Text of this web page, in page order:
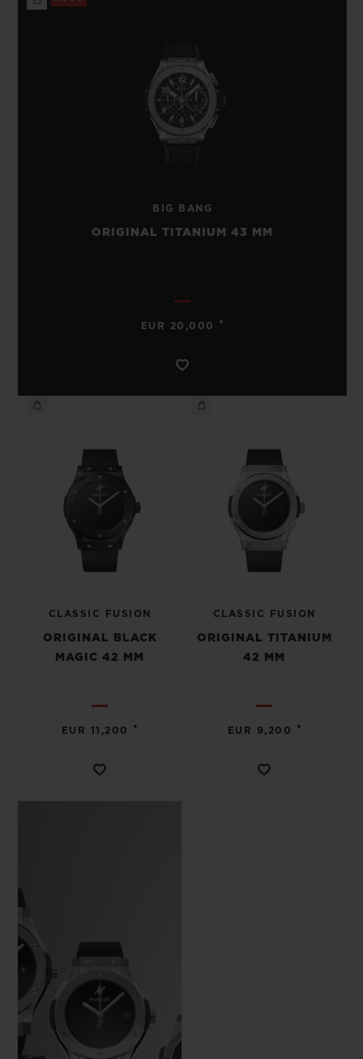
BIG BANG
ORIGINAL TITANIUM 43 MM
EUR 20,000 •
CLASSIC FUSION
ORIGINAL BLACK
MAGIC 42 MM
EUR 11,200 •
CLASSIC FUSION
ORIGINAL TITANIUM
42 MM
EUR 9,200 •